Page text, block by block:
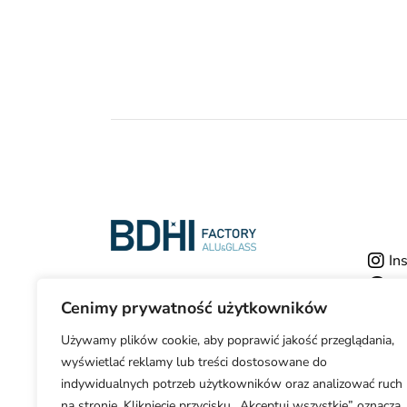
Cenimy prywatność użytkowników
Używamy plików cookie, aby poprawić jakość przeglądania,
wyświetlać reklamy lub treści dostosowane do
indywidualnych potrzeb użytkowników oraz analizować ruch